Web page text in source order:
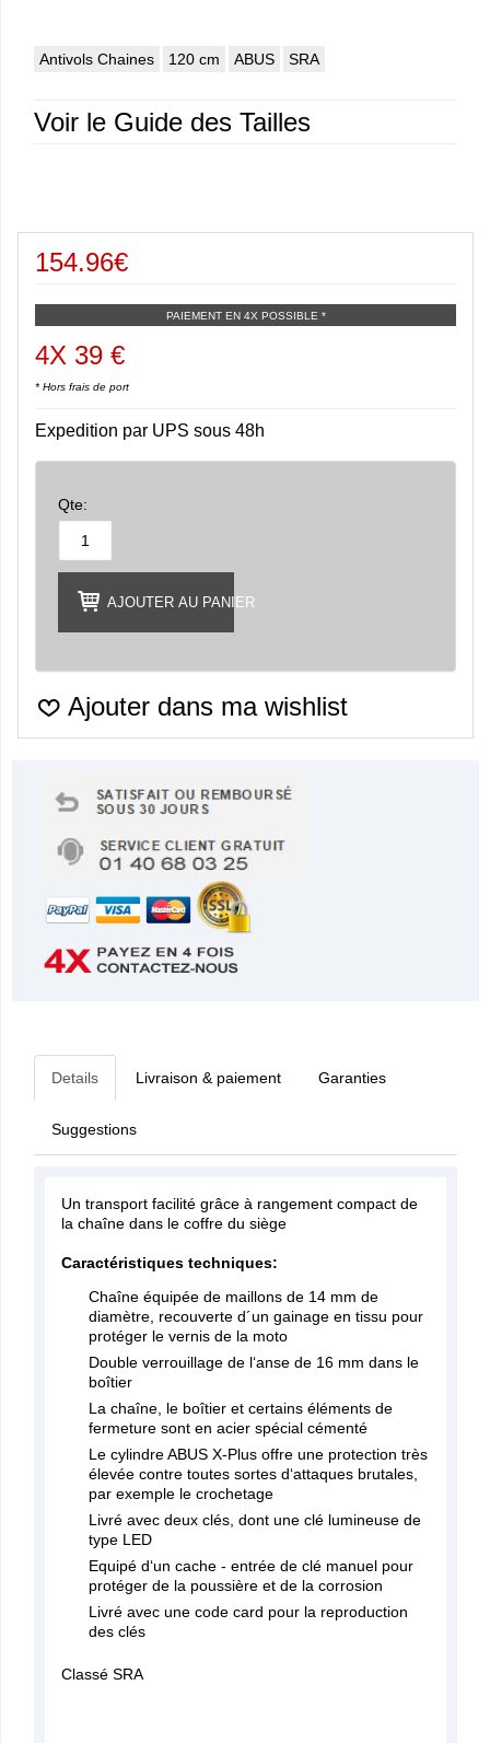
Antivols Chaines 120 cm ABUS SRA
Voir le Guide des Tailles
154.96€
PAIEMENT EN 4X POSSIBLE *
4X 39 €
* Hors frais de port
Expedition par UPS sous 48h
Qte:
AJOUTER AU PANIER
Ajouter dans ma wishlist
Details Livraison & paiement Garanties
Suggestions
Un transport facilité grâce à rangement compact de
la chaîne dans le coffre du siège
Caractéristiques techniques:
Chaîne équipée de maillons de 14 mm de
diamètre, recouverte d´un gainage en tissu pour
protéger le vernis de la moto
Double verrouillage de l‘anse de 16 mm dans le
boîtier
La chaîne, le boîtier et certains éléments de
fermeture sont en acier spécial cémenté
Le cylindre ABUS X-Plus offre une protection très
élevée contre toutes sortes d‘attaques brutales,
par exemple le crochetage
Livré avec deux clés, dont une clé lumineuse de
type LED
Equipé d‘un cache - entrée de clé manuel pour
protéger de la poussière et de la corrosion
Livré avec une code card pour la reproduction
des clés
Classé SRA